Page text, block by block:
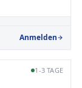
Anmelden
1-3 TAGE